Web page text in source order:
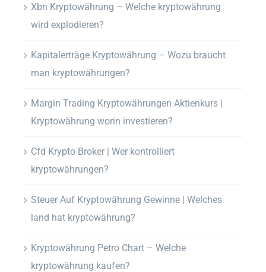
Xbn Kryptowährung – Welche kryptowährung
wird explodieren?
Kapitalerträge Kryptowährung – Wozu braucht
man kryptowährungen?
Margin Trading Kryptowährungen Aktienkurs |
Kryptowährung worin investieren?
Cfd Krypto Broker | Wer kontrolliert
kryptowährungen?
Steuer Auf Kryptowährung Gewinne | Welches
land hat kryptowährung?
Kryptowährung Petro Chart – Welche
kryptowährung kaufen?